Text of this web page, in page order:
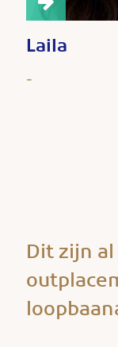
Laila
-
Dit zijn